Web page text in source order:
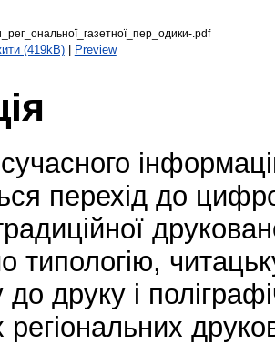
.pdf
(419kB)| Preview
перехід до
типологію,
до друку і
регіональних